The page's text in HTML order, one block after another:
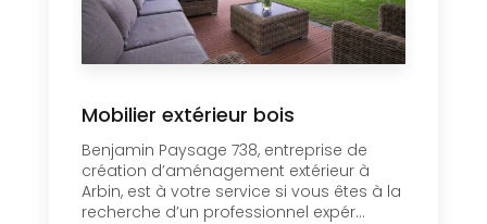
Mobilier extérieur bois
Benjamin Paysage 738, entreprise de
création d’aménagement extérieur à
Arbin, est à votre service si vous êtes à la
recherche d’un professionnel expér...